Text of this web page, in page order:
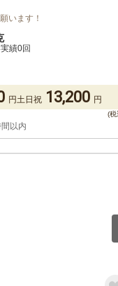
います！
績0回
円土日祝 13,200 円
以内